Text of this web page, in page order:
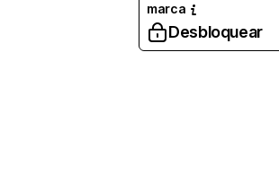
marca
Desbloquear